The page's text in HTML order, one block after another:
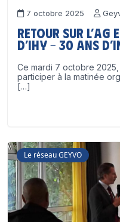
7 octobre 2025
Retour sur l’AG
d’IHY – 30 ans
Ce mardi 7 octobre
participer à la matinée
[…]
Le réseau GEYVO